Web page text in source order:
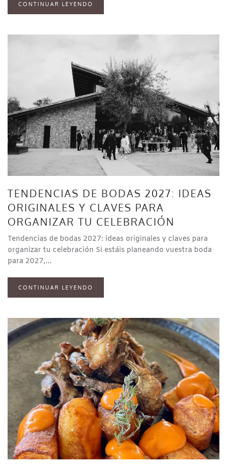
CONTINUAR LEYENDO
TENDENCIAS DE BODAS 2027: IDEAS
ORIGINALES Y CLAVES PARA
ORGANIZAR TU CELEBRACIÓN
Tendencias de bodas 2027: ideas originales y claves para
organizar tu celebración Si estáis planeando vuestra boda
para 2027,...
CONTINUAR LEYENDO